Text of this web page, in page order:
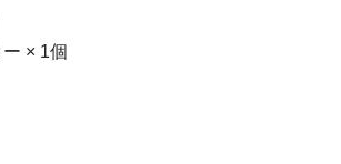
× 1個